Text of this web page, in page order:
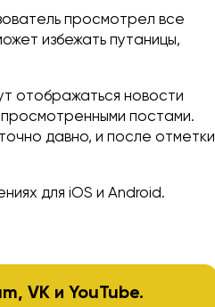
просмотрел все
избежать путаницы,
отображаться новости
постами.
давно, и после отметки
для iOS и Android.
,VK иYouTube.